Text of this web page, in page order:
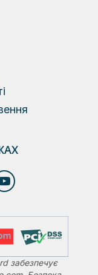
забезпечує